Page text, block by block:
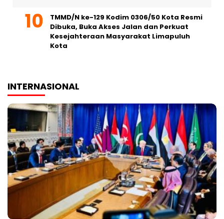
TMMD/N ke-129 Kodim 0306/50 Kota Resmi
Dibuka, Buka Akses Jalan dan Perkuat
Kesejahteraan Masyarakat Limapuluh
Kota
INTERNASIONAL